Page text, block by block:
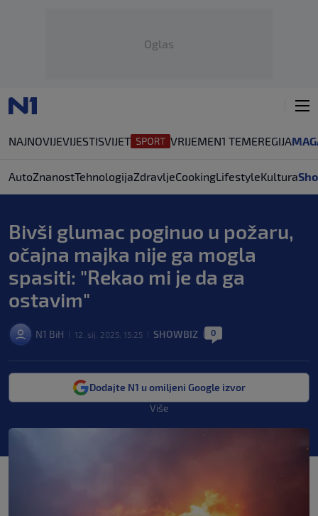
Oglas
NAJNOVIJEVIJESTISVIJET VRIJEMEN1 TEMEREGIJA
AutoZnanostTehnologijaZdravljeCookingLifestyleKultura
Bivši glumac poginuo u požaru,
očajna majka nije ga mogla
spasiti: "Rekao mi je da ga
ostavim"
N1 BiH 12. sij. 2025. 15:25 SHOWBIZ 0
Dodajte N1 u omiljeni Google izvor
Više